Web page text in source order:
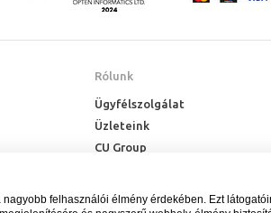
Rólunk
Ügyfélszolgálat
Üzleteink
CU Group
felhasználói élmény érdekében. Ezt